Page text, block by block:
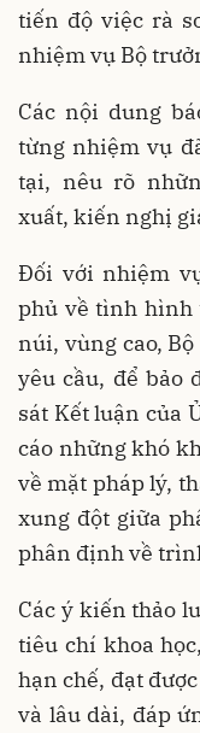
tiến độ việc rà
nhiệm vụ Bộ
Các nội dung
từng nhiệm vụ
tại, nêu rõ
xuất, kiến nghị
Đối với nhiệm
phủ về tình hình
núi, vùng cao,
yêu cầu, để bảo
sát Kết luận của
cáo những khó
về mặt pháp lý,
xung đột giữa
phân định về
Các ý kiến thảo
tiêu chí khoa
hạn chế, đạt
và lâu dài, đáp